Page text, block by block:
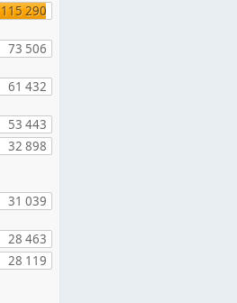
115 290
73 506
61 432
53 443
32 898
31 039
28 463
28 119